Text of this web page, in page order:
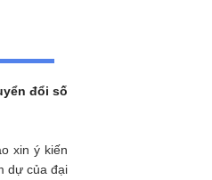
đổi số
xin ý kiến
dự của đại